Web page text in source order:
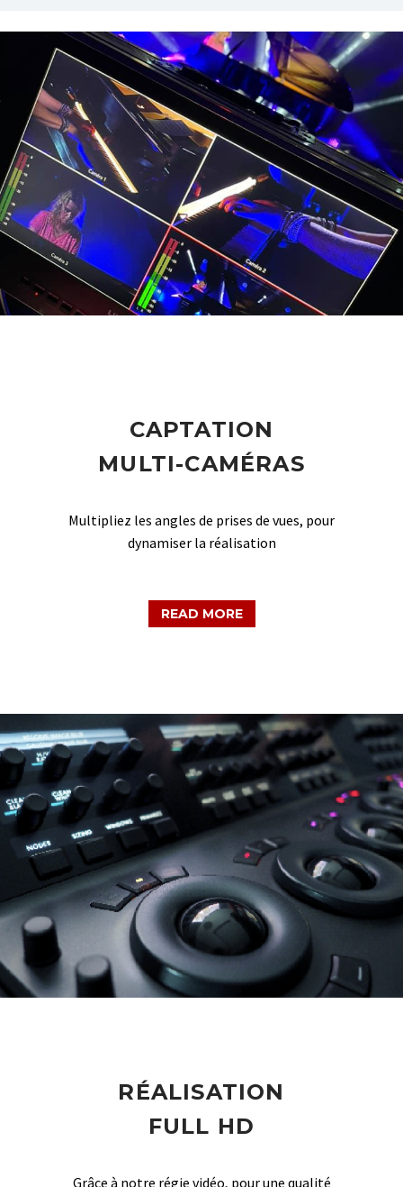
CAPTATION
MULTI-CAMÉRAS
Multipliez les angles de prises de vues, pour
dynamiser la réalisation
READ MORE
RÉALISATION
FULL HD
Grâce à notre régie vidéo, pour une qualité